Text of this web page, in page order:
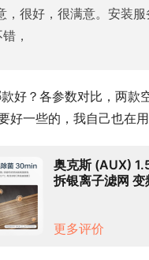
，很好，很满意。安装
，
好？各参数对比，两款
好一些的，我自己也在
奥克斯 (AUX)
拆银离子滤网 变
更多评价